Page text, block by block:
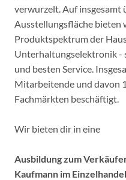
verwurzelt. Auf insgesamt
Ausstellungsfläche bieten
Produktspektrum der
Unterhaltungselektronik -
und besten Service.
Mitarbeitende und davon
Fachmärkten beschäftigt.
Wir bieten dir in eine
Ausbildung zum
Kaufmann im